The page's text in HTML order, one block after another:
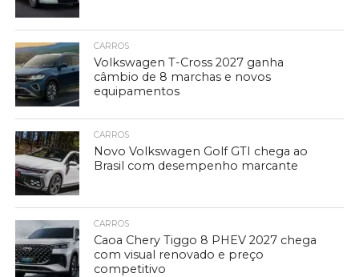
CARROS
Volkswagen T-Cross 2027 ganha
câmbio de 8 marchas e novos
equipamentos
CARROS
Novo Volkswagen Golf GTI chega ao
Brasil com desempenho marcante
CARROS
Caoa Chery Tiggo 8 PHEV 2027 chega
com visual renovado e preço
competitivo